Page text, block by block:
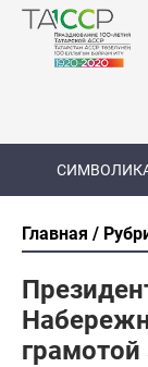
Главная
грамотой